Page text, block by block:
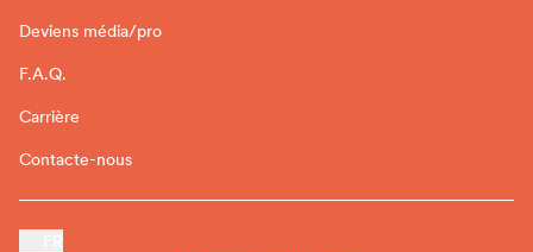
Deviens média/pro
F.A.Q.
Carrière
Contacte-nous